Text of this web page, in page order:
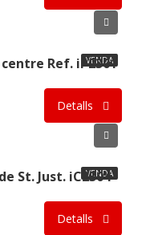
VENDA
Ref. iP2301
Detalls
VENDA
St. Just. iC2304
Detalls